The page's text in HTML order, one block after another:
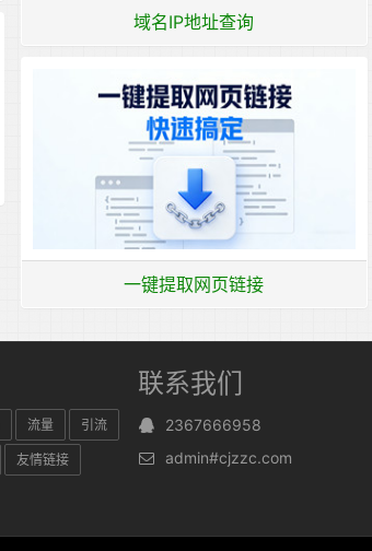
域名IP地址查询
一键提取网页链接
流量 引流
友情链接
联系我们
2367666958
admin#cjzzc.com